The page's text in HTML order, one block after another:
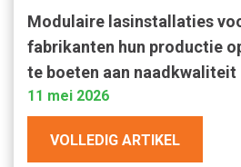
Modulaire lasinstallaties
fabrikanten hun productie
te boeten aan naadkwaliteit
11 mei 2026
VOLLEDIG ARTIKEL